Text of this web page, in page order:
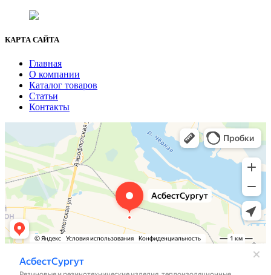
КАРТА САЙТА
Главная
О компании
Каталог товаров
Статьи
Контакты